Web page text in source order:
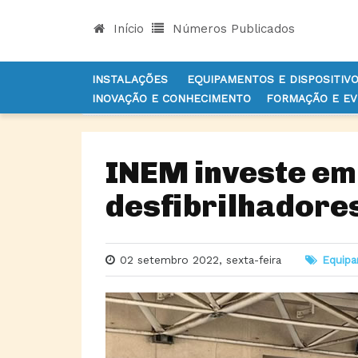
Início Números Publicados
INSTALAÇÕES EQUIPAMENTOS E
INOVAÇÃO E CONHECIMENTO
FORMAÇÃO E
INÍCIO NOTÍCIAS EQUIPAMENTOS E
INEM investe
02 setembro 2022, sexta-feira